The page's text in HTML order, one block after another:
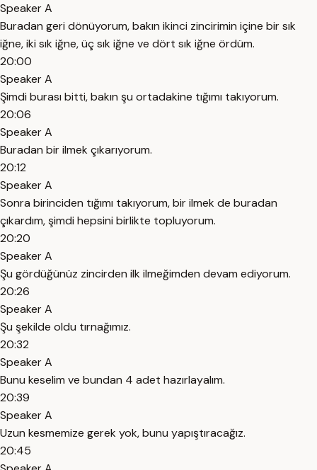
Speaker A
Buradan geri dönüyorum, bakın ikinci zincirimin içine bir sık
iğne, iki sık iğne, üç sık iğne ve dört sık iğne ördüm.
20:00
Speaker A
Şimdi burası bitti, bakın şu ortadakine tığımı takıyorum.
20:06
Speaker A
Buradan bir ilmek çıkarıyorum.
20:12
Speaker A
Sonra birinciden tığımı takıyorum, bir ilmek de buradan
çıkardım, şimdi hepsini birlikte topluyorum.
20:20
Speaker A
Şu gördüğünüz zincirden ilk ilmeğimden devam ediyorum.
20:26
Speaker A
Şu şekilde oldu tırnağımız.
20:32
Speaker A
Bunu keselim ve bundan 4 adet hazırlayalım.
20:39
Speaker A
Uzun kesmemize gerek yok, bunu yapıştıracağız.
20:45